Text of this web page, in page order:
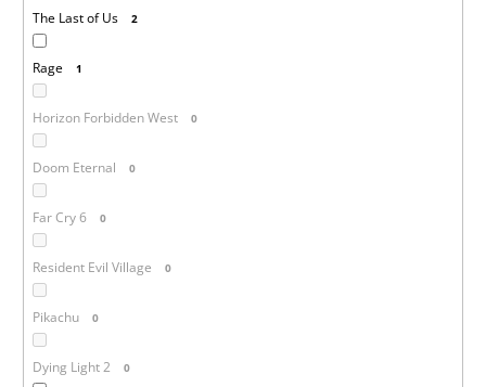
The Last of Us 2
Rage 1
Horizon Forbidden West 0
Doom Eternal 0
Far Cry 6 0
Resident Evil Village 0
Pikachu 0
Dying Light 2 0